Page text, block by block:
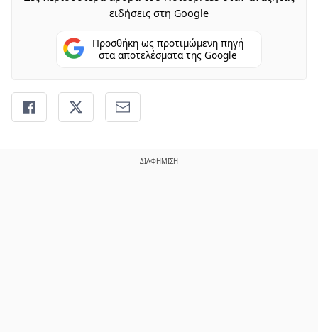
ειδήσεις στη Google
Προσθήκη ως προτιμώμενη πηγή
στα αποτελέσματα της Google